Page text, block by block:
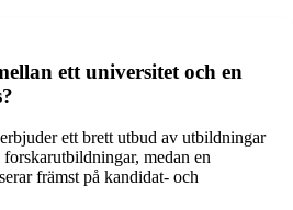
ett universitet och en
ett brett utbud av utbildningar
medan en
främst på kandidat- och